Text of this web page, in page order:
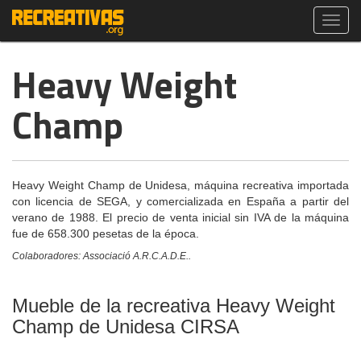
Heavy Weight
Champ
Heavy Weight Champ de Unidesa, máquina recreativa importada
con licencia de SEGA, y comercializada en España a partir del
verano de 1988. El precio de venta inicial sin IVA de la máquina
fue de 658.300 pesetas de la época.
Colaboradores: Associació A.R.C.A.D.E..
Mueble de la recreativa Heavy Weight
Champ de Unidesa CIRSA